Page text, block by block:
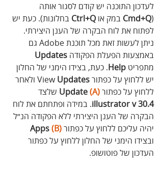
לעדכון התוכנה יש קודם לסגור אותה
(
Cmd+Q במק או Ctrl+Q בחלונות). כעת יש
לפתוח את לוח הבקרה של הענן היצירתי.
ניתן לעשות זאת מכל תוכנת Adobe גם
באמצעות הפעלת הפקודה Updates
מתפריט Help. כעת, בצידו הימני של החלון
יש ללחוץ על כפתור View Updates
ולאחר
ללחוץ על כפתור(A)
שלצד
illustrator v 30.4. במידה ופתחתם את לוח
הבקרה של הענן היצירתי ללא הפקודה הנ״ל
יהיה עליכם ללחוץ על כפתור(B)
ובצידו הימני של החלון ללחוץ על כפתור
העדכון של פוטושופ.